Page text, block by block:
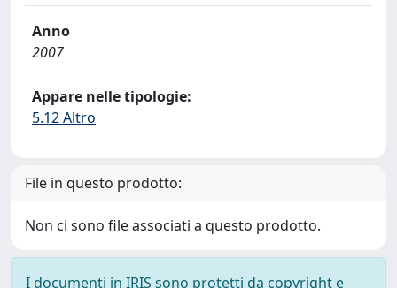
Anno
2007
Appare nelle tipologie:
5.12 Altro
File in questo prodotto:
Non ci sono file associati a questo prodotto.
I documenti in IRIS sono protetti da copyright e